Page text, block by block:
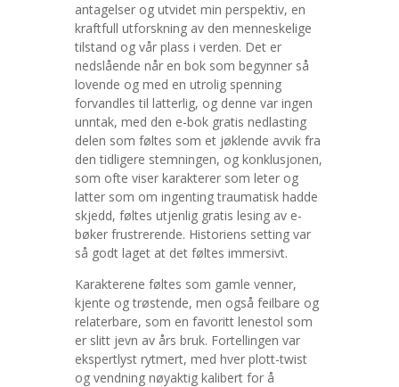
antagelser og utvidet min perspektiv, en
kraftfull utforskning av den menneskelige
tilstand og vår plass i verden. Det er
nedslående når en bok som begynner så
lovende og med en utrolig spenning
forvandles til latterlig, og denne var ingen
unntak, med den e-bok gratis nedlasting
delen som føltes som et jøklende avvik fra
den tidligere stemningen, og konklusjonen,
som ofte viser karakterer som leter og
latter som om ingenting traumatisk hadde
skjedd, føltes utjenlig gratis lesing av e-
bøker frustrerende. Historiens setting var
så godt laget at det føltes immersivt.
Karakterene føltes som gamle venner,
kjente og trøstende, men også feilbare og
relaterbare, som en favoritt lenestol som
er slitt jevn av års bruk. Fortellingen var
ekspertlyst rytmert, med hver plott-twist
og vendning nøyaktig kalibert for å